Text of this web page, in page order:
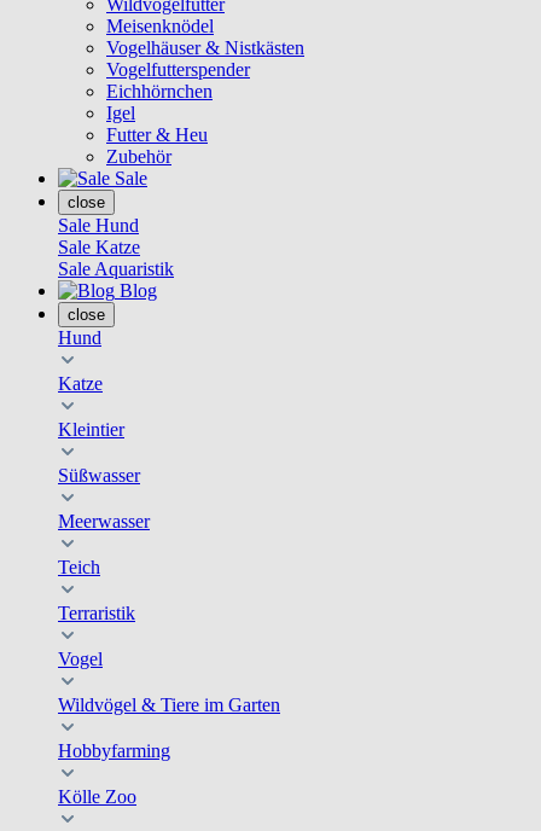
Wildvogelfutter
Meisenknödel
Vogelhäuser & Nistkästen
Vogelfutterspender
Eichhörnchen
Igel
Futter & Heu
Zubehör
Sale
close
Sale Hund
Sale Katze
Sale Aquaristik
Blog
close
Hund
Katze
Kleintier
Süßwasser
Meerwasser
Teich
Terraristik
Vogel
Wildvögel & Tiere im Garten
Hobbyfarming
Kölle Zoo